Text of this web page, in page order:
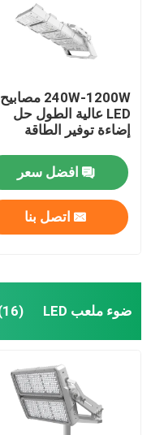
240W-1200W مصابيح
LED عالية الطول حل
إضاءة توفير الطاقة
افضل سعر
اتصل بنا
ضوء ملعب LED (16)